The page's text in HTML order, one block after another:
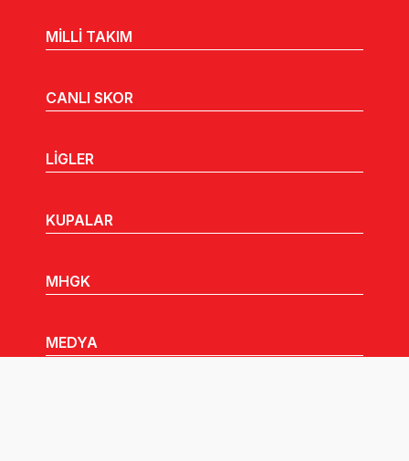
MİLLİ TAKIM
CANLI SKOR
LİGLER
KUPALAR
MHGK
MEDYA